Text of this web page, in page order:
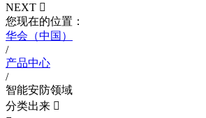
NEXT 
您现在的位置：
华会（中国）
/
产品中心
/
智能安防领域
分类出来 